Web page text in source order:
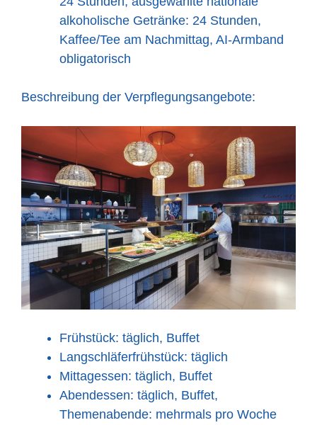
alkoholische Getränke: 24 Stunden,
Kaffee/Tee am Nachmittag, AI-Armband
obligatorisch
Beschreibung der Verpflegungsangebote:
Frühstück: täglich, Buffet
Langschläferfrühstück: täglich
Mittagessen: täglich, Buffet
Abendessen: täglich, Buffet,
Themenabende: mehrmals pro Woche